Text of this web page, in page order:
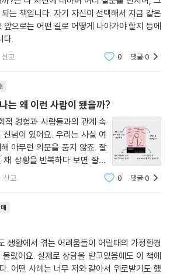
체계도 중요하다. 가족 구성원 간의 관계, 가족
가족 체계 안에서의 모든 요소 역시 ‘내가 어
한 기준이 되는 것이다. 이 책은 가족 체계 안에
자신에게 두어야 하는지 전한다. 또 가족에 대
자기 욕구를 우선시할 필요가 있음을 강조한
야 한다고 느끼는 동생은 아무리 큰 성취를 이
가하기 어려워한다. 기존 체계를 유지하고 싶
기 때문이다. 폭력적인 아버지를 중심으로 이루
익숙한 자식은 ‘부모의 애정’이나 ‘아버지의 역
기에 폭력만 안 써도 좋은 부모일 수 있다. 무
의 형태를 유지해나갈 가능성이 큰 이들에게
는 사실을 깨닫고 자신을 옭아매는 가족 체계
한다.
는 책입니다. 자기 자신이 선택해서 지금 같은
으로는 어떤 길로 어떻게 나아가야 할지 등에
다.
신고 0 댓글0
는 왜 이런 사람이 됐을까?
적 경험과 사람들과의 관계 속
념이 있어요. 우리는 사실 여
아무런 의문을 품지 않죠. 잘
상황을 반복하다 보면 잘못
파괴하게 됩니다. 다양한 상담
신고 0 댓글0
생활에서 겪는 어려움들이 어릴때의 가정환경
랐어요. 실제로 상담을 받고있음에도 이 책에
. 어떤 사례는 너무 저와 같아서 위로받기도 했